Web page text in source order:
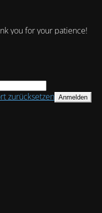
you for your patience!
zurücksetzen